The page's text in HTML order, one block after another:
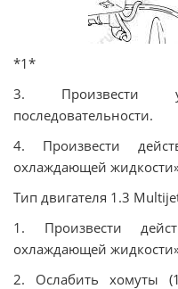
*1*
3. Произвести
последовательности.
4. Произвести
охлаждающей
Тип двигателя 1.3
1. Произвести
охлаждающей
2. Ослабить хомуты